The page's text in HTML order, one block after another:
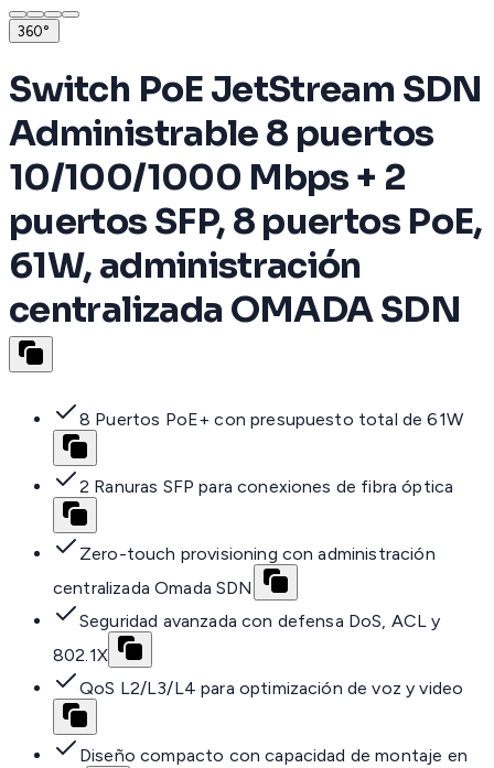
360°
Switch PoE JetStream SDN
Administrable 8 puertos
10/100/1000 Mbps + 2
puertos SFP, 8 puertos PoE,
61W, administración
centralizada OMADA SDN
8 Puertos PoE+ con presupuesto total de 61W
2 Ranuras SFP para conexiones de fibra óptica
Zero-touch provisioning con administración
centralizada Omada SDN
Seguridad avanzada con defensa DoS, ACL y
802.1X
QoS L2/L3/L4 para optimización de voz y video
Diseño compacto con capacidad de montaje en